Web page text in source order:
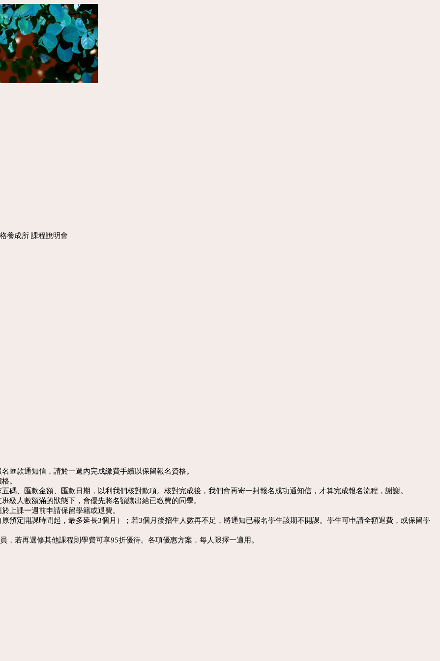
養成所 課程說明會
匯款通知信，請於一週內完成繳費手續以保留報名資格。
。
碼、匯款金額、匯款日期，以利我們核對款項。核對完成後，我們會再寄一封報名成功通知信，才算完成報名流程，謝謝。
級人數額滿的狀態下，會優先將名額讓出給已繳費的同學。
上課一週前申請保留學籍或退費。
預定開課時間起，最多延長3個月）；若3個月後招生人數再不足，將通知已報名學生該期不開課。學生可申請全額退費，或保留學
，若再選修其他課程則學費可享95折優待。各項優惠方案，每人限擇一適用。